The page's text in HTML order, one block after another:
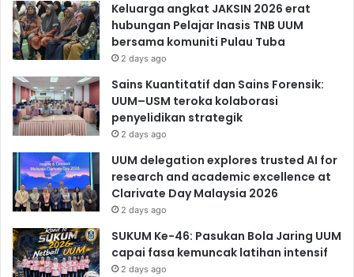
Keluarga angkat JAKSIN 2026 erat
hubungan Pelajar Inasis TNB UUM
bersama komuniti Pulau Tuba
2 days ago
Sains Kuantitatif dan Sains Forensik:
UUM–USM teroka kolaborasi
penyelidikan strategik
2 days ago
UUM delegation explores trusted AI for
research and academic excellence at
Clarivate Day Malaysia 2026
2 days ago
SUKUM Ke-46: Pasukan Bola Jaring UUM
capai fasa kemuncak latihan intensif
2 days ago